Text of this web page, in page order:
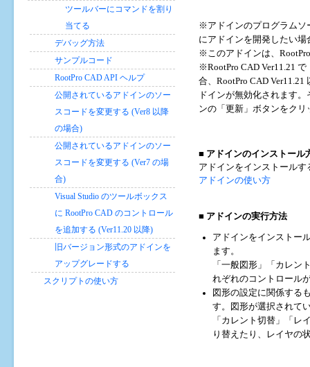
ツールバーにコマンドを割り
当てる
デバッグ方法
サンプルコード
RootPro CAD API ヘルプ
公開されているアドインのソー
スコードを変更する (Ver8 以降
の場合)
公開されているアドインのソー
スコードを変更する (Ver7 の場
合)
Visual Studio のツールボックス
に RootPro CAD のコントロール
を追加する (Ver11.20 以降)
旧バージョン形式のアドインを
アップグレードする
スクリプトの使い方
※アドインのプログラムソ
にアドインを開発したい
※このアドインは、
※RootPro CAD Ver11.21
合、RootPro CAD
ドインが無効化されます
ンの「更新」ボタンをク
■ アドインのインストール
アドインをインストール
アドインの使い方
■ アドインの実行方法
アドインをインストー
ます。
「一般図形」「カレン
れぞれのコントロール
図形の設定に関係する
す。図形が選択されて
「カレント切替」「レ
り替えたり、レイヤの